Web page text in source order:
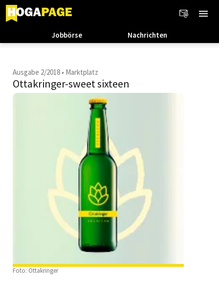
Jobbörse Nachrichten
Ausgabe 2/2018 • Marktplatz
Ottakringer-sweet sixteen
Foto: Ottakringer